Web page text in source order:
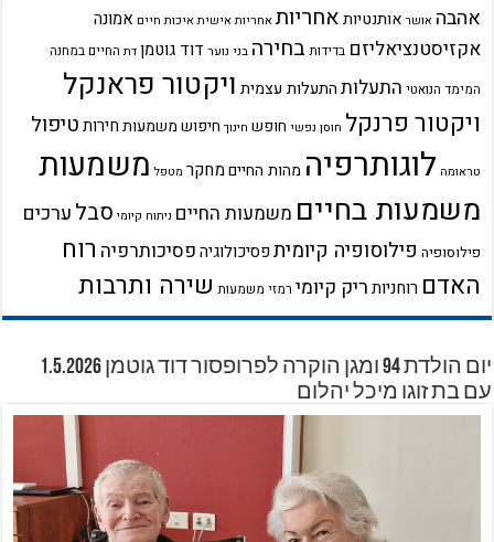
אהבה אושר אותנטיותאחריותאחריות אישיתאיכות חיים אמונה
אקזיסטנציאליזם בדידותבחירה בני נוער דוד גוטמן דת החיים במחנה
המימד הנואטי התעלותהתעלות עצמית ויקטור פראנקל
ויקטור פרנקל חוסן נפשי חופש חינוך חיפוש משמעותחירותטיפול
טראומה לוגותרפיה מהות החייםמחקר מטפל משמעות
משמעות בחיים משמעות החיים ניתוח קיומי סבלערכים
פילוסופיה פילוסופיה קיומיתפסיכולוגיהפסיכותרפיה רוח
האדם רוחניותריק קיומי רמזי משמעות שירה ותרבות
יום הולדת 94 ומגן הוקרה לפרופסור דוד גוטמן 1.5.2026
עם בת זוגו מיכל יהלום